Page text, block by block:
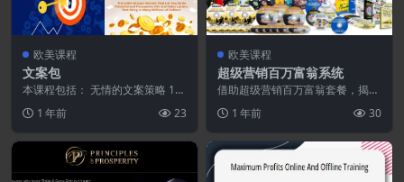
欧美课程
文案包
本课程包括： 无情的文案策略 1亿
案工作坊2
1 年前 23
欧美课程
超级营销百万富翁系统
借助超级营销百万富翁套餐，揭开
球最成功广告商采用的...
1 年前 30